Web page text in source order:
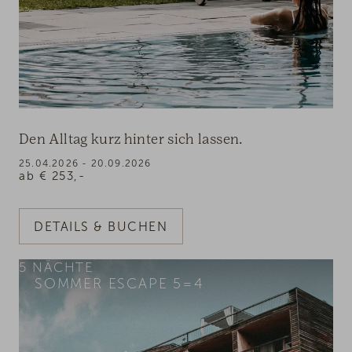
Den Alltag kurz hinter sich lassen.
ab € 253,-
25.04.2026 - 20.09.2026
DETAILS & BUCHEN
SOMMER ESCAPE 5=4
5 NÄCHTE